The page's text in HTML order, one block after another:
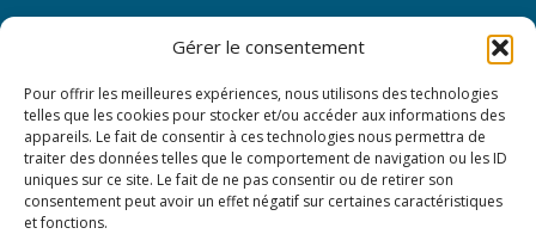
Gérer le consentement
Pour offrir les meilleures expériences, nous utilisons des technologies
telles que les cookies pour stocker et/ou accéder aux informations des
appareils. Le fait de consentir à ces technologies nous permettra de
traiter des données telles que le comportement de navigation ou les ID
uniques sur ce site. Le fait de ne pas consentir ou de retirer son
consentement peut avoir un effet négatif sur certaines caractéristiques
et fonctions.
Informations
Questions fréquentes
Les avantages de la LOA
Les étapes du leasing de matériel
de restauration